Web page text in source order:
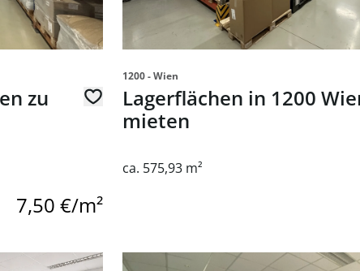
zu
7,50 €/m²
1200 - Wien
Lagerflächen in 1200
mieten
ca. 575,93 m²
mit Lager in der renommierten Laxenburger
Link zur Seite Flexible Open-Space